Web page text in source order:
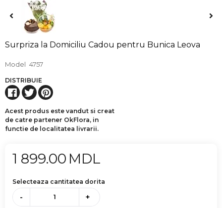
Surpriza la Domiciliu Cadou pentru Bunica Leova
Model 4757
DISTRIBUIE
Acest produs este vandut si creat
de catre partener OkFlora, in
functie de localitatea livrarii.
1 899.00 MDL
Selecteaza cantitatea dorita
- +